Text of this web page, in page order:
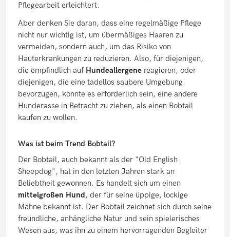
Pflegearbeit erleichtert.
Aber denken Sie daran, dass eine regelmäßige Pflege
nicht nur wichtig ist, um übermäßiges Haaren zu
vermeiden, sondern auch, um das Risiko von
Hauterkrankungen zu reduzieren. Also, für diejenigen,
die empfindlich auf Hundeallergene reagieren, oder
diejenigen, die eine tadellos saubere Umgebung
bevorzugen, könnte es erforderlich sein, eine andere
Hunderasse in Betracht zu ziehen, als einen Bobtail
kaufen zu wollen.
Was ist beim Trend Bobtail?
Der Bobtail, auch bekannt als der "Old English
Sheepdog", hat in den letzten Jahren stark an
Beliebtheit gewonnen. Es handelt sich um einen
mittelgroßen Hund, der für seine üppige, lockige
Mähne bekannt ist. Der Bobtail zeichnet sich durch seine
freundliche, anhängliche Natur und sein spielerisches
Wesen aus, was ihn zu einem hervorragenden Begleiter